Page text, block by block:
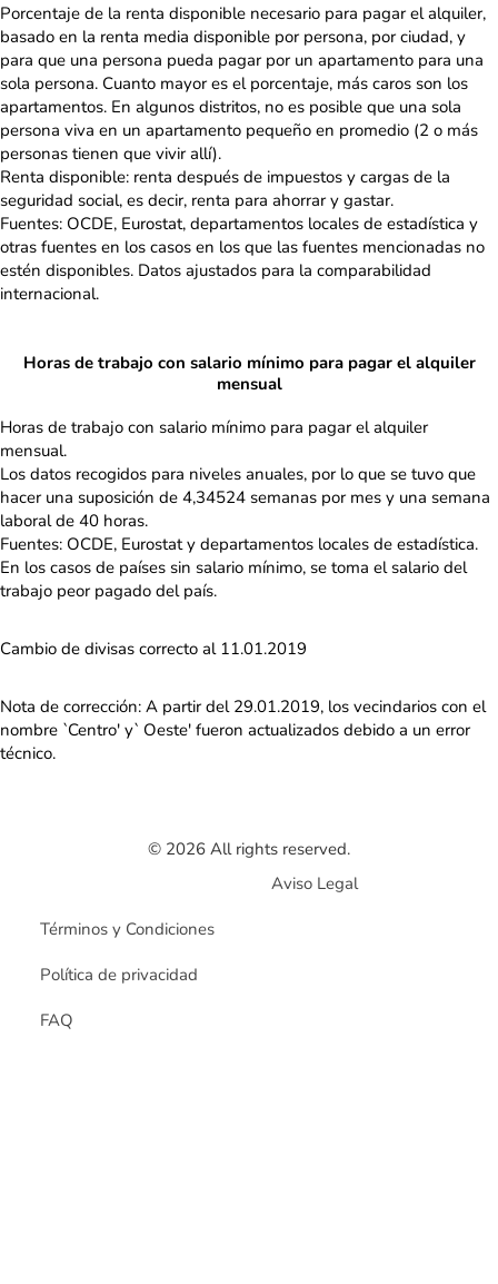
Porcentaje de la renta disponible necesario para pagar el alquiler,
basado en la renta media disponible por persona, por ciudad, y
para que una persona pueda pagar por un apartamento para una
sola persona. Cuanto mayor es el porcentaje, más caros son los
apartamentos. En algunos distritos, no es posible que una sola
persona viva en un apartamento pequeño en promedio (2 o más
personas tienen que vivir allí).
Renta disponible: renta después de impuestos y cargas de la
seguridad social, es decir, renta para ahorrar y gastar.
Fuentes: OCDE, Eurostat, departamentos locales de estadística y
otras fuentes en los casos en los que las fuentes mencionadas no
estén disponibles. Datos ajustados para la comparabilidad
internacional.
Horas de trabajo con salario mínimo para pagar el alquiler
mensual
Horas de trabajo con salario mínimo para pagar el alquiler
mensual.
Los datos recogidos para niveles anuales, por lo que se tuvo que
hacer una suposición de 4,34524 semanas por mes y una semana
laboral de 40 horas.
Fuentes: OCDE, Eurostat y departamentos locales de estadística.
En los casos de países sin salario mínimo, se toma el salario del
trabajo peor pagado del país.
Cambio de divisas correcto al 11.01.2019
Nota de corrección: A partir del 29.01.2019, los vecindarios con el
nombre `Centro' y` Oeste' fueron actualizados debido a un error
técnico.
© 2026 All rights reserved.
Aviso Legal
Términos y Condiciones
Política de privacidad
FAQ